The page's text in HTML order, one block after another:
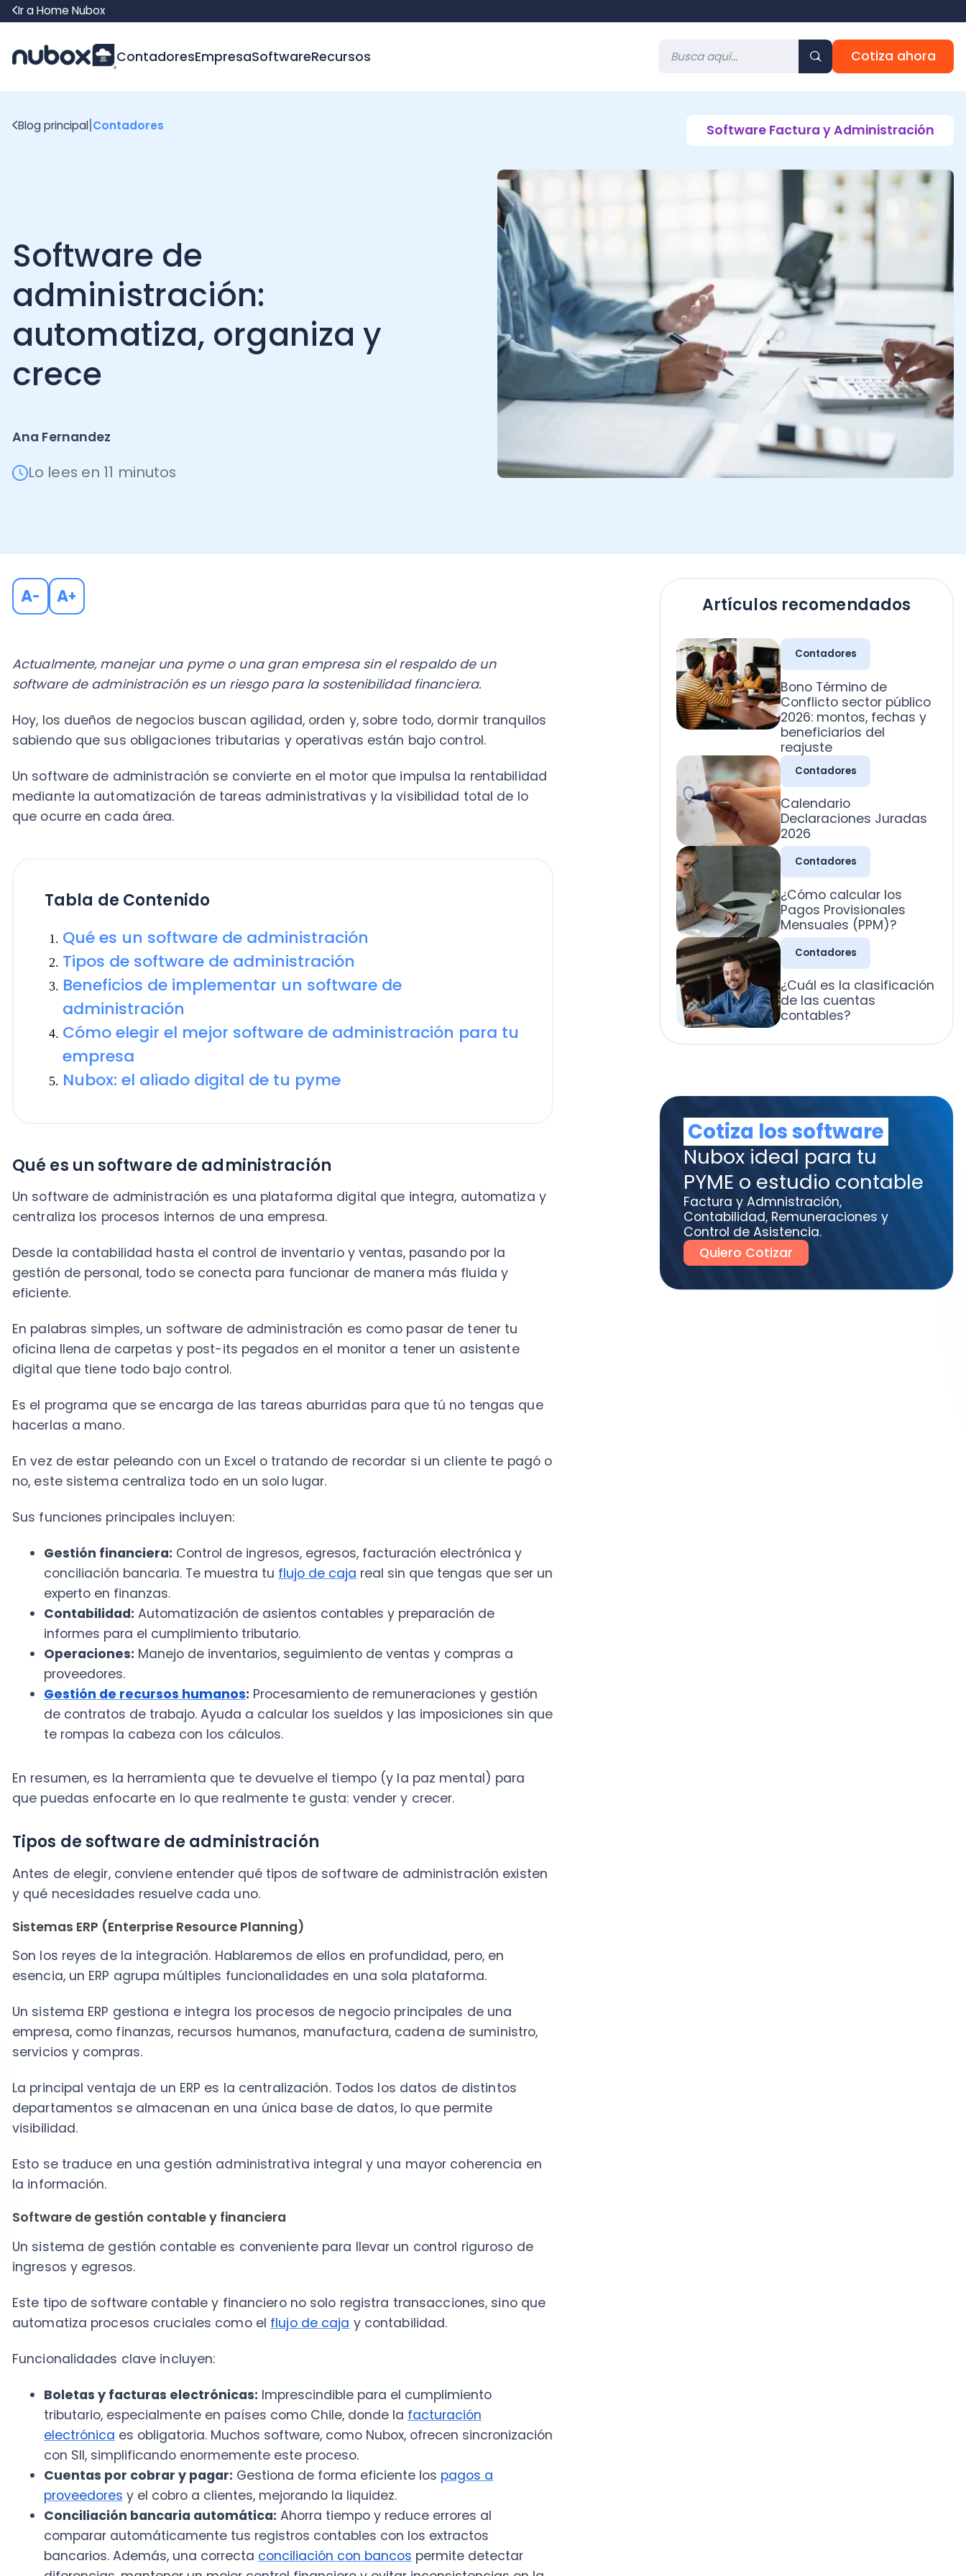
Ir a Home Nubox
ContadoresEmpresaSoftwareRecursos Cotiza ahora
Software de
administración:
automatiza, organiza y
crece
Lo lees en 11 minutos
Software Factura y Administración
Actualmente, manejar una pyme o una gran empresa sin el respaldo de un
Hoy, los dueños de negocios buscan agilidad, orden y, sobre todo, dormir tranquilos
sabiendo que sus obligaciones tributarias y operativas están bajo control.
mediante la automatización de tareas administrativas y la visibilidad total de lo
que ocurre en cada área.
Tabla de Contenido
Beneficios de implementar un software de
Cómo elegir el mejor software de administración para tu
empresa
Nubox: el aliado digital de tu pyme
Qué es un software de administración
Un software de administración es una plataforma digital que integra, automatiza y
gestión de personal, todo se conecta para funcionar de manera más fluida y
eficiente.
En palabras simples, un software de administración es como pasar de tener tu
oficina llena de carpetas y post-its pegados en el monitor a tener un asistente
digital que tiene todo bajo control.
Es el programa que se encarga de las tareas aburridas para que tú no tengas que
hacerlas a mano.
En vez de estar peleando con un Excel o tratando de recordar si un cliente te pagó o
no, este sistema centraliza todo en un solo lugar.
Sus funciones principales incluyen:
Gestión financiera: Control de ingresos, egresos, facturación electrónica y
conciliación bancaria. Te muestra tu
Contabilidad:Automatización de asientos contables y preparación de
informes para el cumplimiento tributario.
proveedores.
de contratos de trabajo. Ayuda a calcular los sueldos y las imposiciones sin que
te rompas la cabeza con los cálculos.
En resumen, es la herramienta que te devuelve el tiempo (y la paz mental) para
que puedas enfocarte en lo que realmente te gusta: vender y crecer.
Tipos de software de administración
Antes de elegir, conviene entender qué tipos de software de administración existen
y qué necesidades resuelve cada uno.
Son los reyes de la integración. Hablaremos de ellos en profundidad, pero, en
esencia, un ERP agrupa múltiples funcionalidades en una sola plataforma.
empresa, como finanzas, recursos humanos, manufactura, cadena de suministro,
servicios y compras.
La principal ventaja de un ERP es la centralización. Todos los datos de distintos
departamentos se almacenan en una única base de datos, lo que permite
visibilidad.
Esto se traduce en una gestión administrativa integral y una mayor coherencia en
la información.
Software de gestión contable y financiera
Un sistema de gestión contable es conveniente para llevar un control riguroso de
ingresos y egresos.
Este tipo de software contable y financiero no solo registra transacciones, sino que
automatiza procesos cruciales como elflujo de cajay contabilidad.
Boletas y facturas electrónicas:
Imprescindible para el cumplimiento
electrónicaes obligatoria. Muchos software, como Nubox, ofrecen sincronización
Cuentas por cobrar y pagar:Gestiona de forma eficiente lospagos a
proveedoresy el cobro a clientes, mejorando la liquidez.
comparar automáticamente tus registros contables con los extractos
bancarios. Además, una correctaconciliación con bancospermite detectar
contabilidad de la empresa.
reportes financierosesenciales para la toma de decisiones.
Software de CRM (Customer Relationship Management)
El software de CRM está diseñado para gestionar todas las interacciones con los
clientes a lo largo del tiempo, desde el primer contacto comercial hasta el servicio
postventa.
Centraliza información de contactos, historial de compras, conversaciones y
oportunidades de venta en un solo lugar, lo que permite que cualquier persona del
equipo atienda a un cliente con contexto completo, sin depender de que "alguien
Artículos recomendados
Contadores
Conflicto sector público
2026: montos, fechas y
beneficiarios del
reajuste
Contadores
Calendario
Declaraciones Juradas
2026
Contadores
¿Cómo calcular los
Pagos Provisionales
Mensuales (PPM)?
¿Cuál es la clasificación
de las cuentas
contables?
Cotiza los software
Factura y Admnistración,
Contabilidad, Remuneraciones y
Control de Asistencia.
Quiero Cotizar